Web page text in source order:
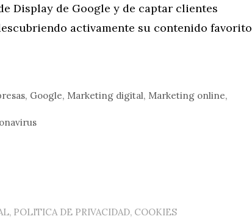
Display de Google y de captar clientes
activamente su contenido favorito
, Google, Marketing digital, Marketing online,
POLITICA DE PRIVACIDAD, COOKIES